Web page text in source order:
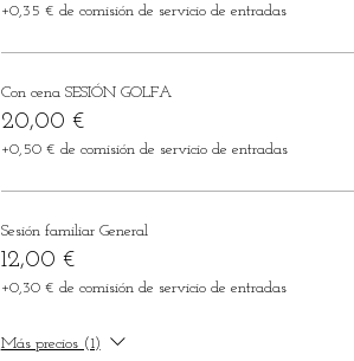
+0,35 € de comisión de servicio de entradas
Con cena SESIÓN GOLFA
20,00 €
+0,50 € de comisión de servicio de entradas
Sesión familiar General
12,00 €
+0,30 € de comisión de servicio de entradas
Más precios (1)